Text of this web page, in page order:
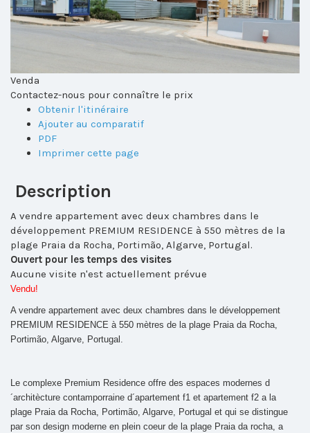
Venda
Contactez-nous pour connaître le prix
Obtenir l'itinéraire
Ajouter au comparatif
PDF
Imprimer cette page
Description
A vendre appartement avec deux chambres dans le
développement PREMIUM RESIDENCE à 550 mètres de la
plage Praia da Rocha, Portimão, Algarve, Portugal.
Ouvert pour les temps des visites
Aucune visite n'est actuellement prévue
Vendu!
A vendre appartement avec deux chambres dans le développement
PREMIUM RESIDENCE à 550 mètres de la plage Praia da Rocha,
Portimão, Algarve, Portugal.
Le complexe Premium Residence offre des espaces modernes d
´architècture contamporraine d´apartement f1 et apartement f2 a la
plage Praia da Rocha, Portimão, Algarve, Portugal et qui se distingue
par son design moderne en plein coeur de la plage Praia da rocha, a